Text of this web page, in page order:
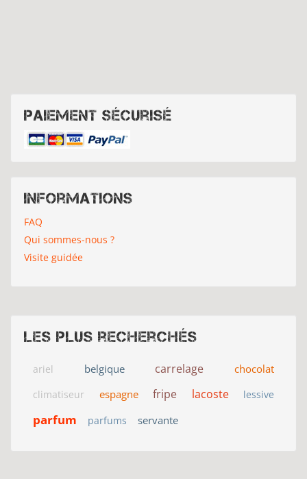
Paiement sécurisé
Informations
FAQ
Qui sommes-nous ?
Visite guidée
Les plus recherchés
ariel belgique carrelage chocolat
climatiseur espagne fripe lacoste lessive
parfum parfums servante